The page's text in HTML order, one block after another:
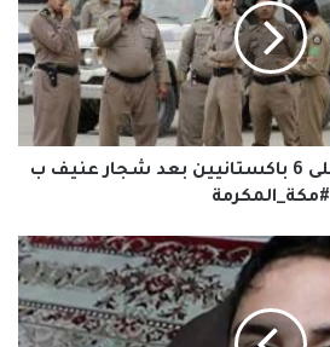
#السعودية :القبض على 6 باكستانيين بعد شجار عنيف ب
#مكة_المكرمة